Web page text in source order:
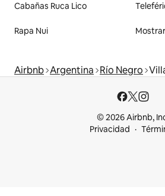
Cabañas Ruca Lico
Rapa Nui
Airbnb Argentina Río Negro
© 2026 Airbnb,
Privacidad